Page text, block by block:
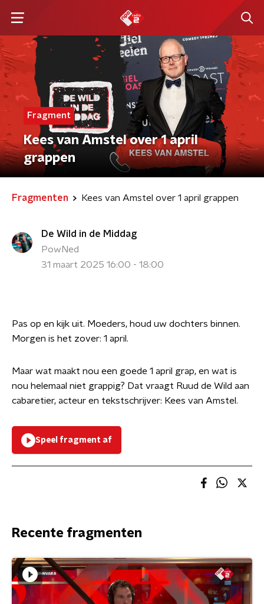
Fragment
Kees van Amstel over 1 april
grappen
Fragmenten Kees van Amstel over 1 april grappen
De Wild in de Middag
PowNed
31 maart 2025 16:00 - 18:00
Pas op en kijk uit. Moeders, houd uw dochters binnen.
Morgen is het zover: 1 april.
Maar wat maakt nou een goede 1 april grap, en wat is
nou helemaal niet grappig? Dat vraagt Ruud de Wild aan
cabaretier, acteur en tekstschrijver: Kees van Amstel.
Speel fragment af
Recente fragmenten